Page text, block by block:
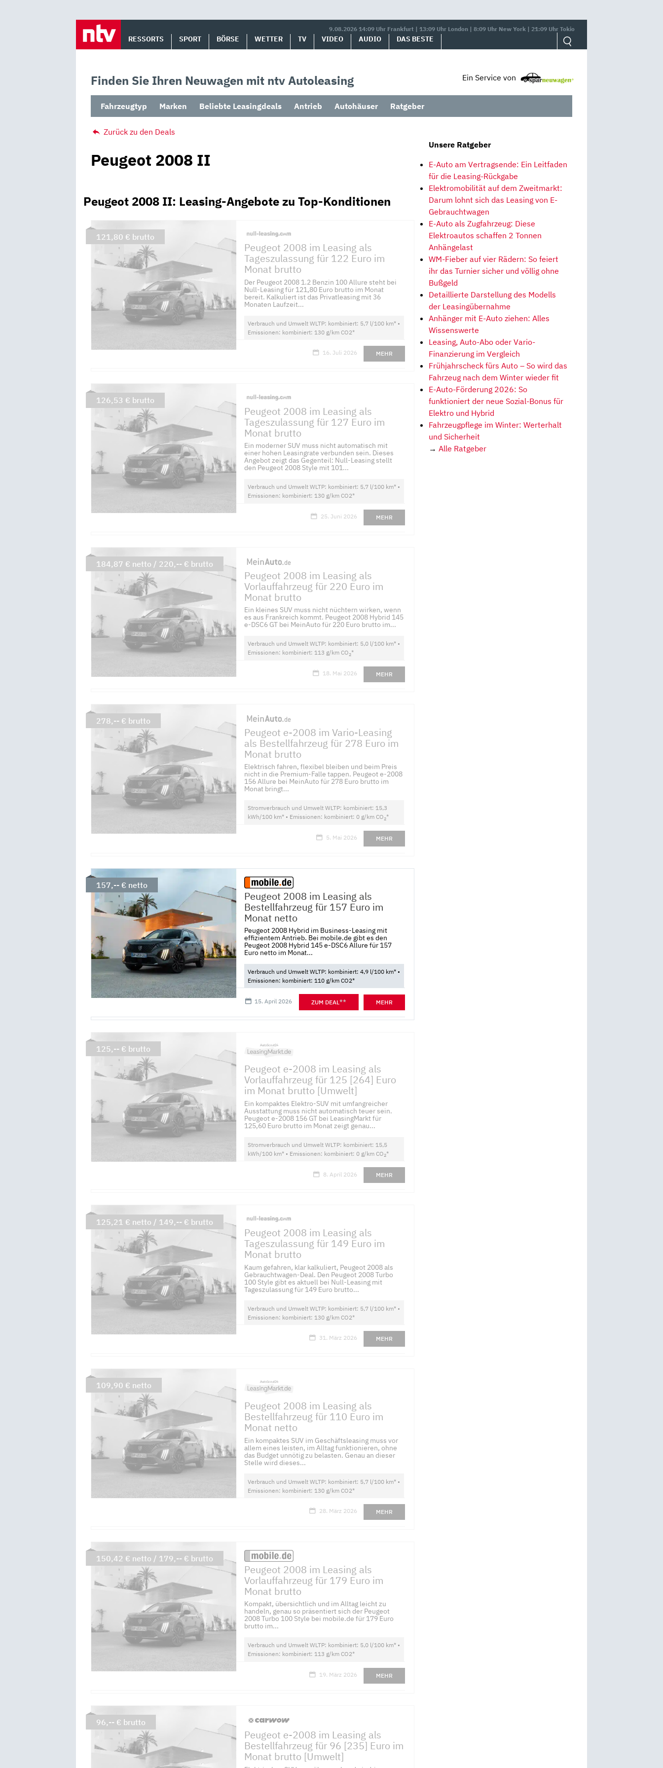
9.08.2026 14:09 Uhr Frankfurt | 13:09 Uhr London | 8:09 Uhr New York | 21:09 Uhr Tokio
RESSORTS SPORT BÖRSE WETTER TV VIDEO AUDIO DAS BESTE
Finden Sie Ihren Neuwagen mit ntv Autoleasing Ein Service von
Fahrzeugtyp Marken Beliebte Leasingdeals Antrieb Autohäuser Ratgeber
Zurück zu den Deals
Peugeot 2008 II
Peugeot 2008 II: Leasing-Angebote zu Top-Konditionen
Peugeot 2008 im Leasing als
Tageszulassung für 122 Euro im
Monat brutto
Der Peugeot 2008 1.2 Benzin 100 Allure steht bei
Null-Leasing für 121,80 Euro brutto im Monat
bereit. Kalkuliert ist das Privatleasing mit 36
Monaten Laufzeit...
Verbrauch und Umwelt WLTP: kombiniert: 5,7 l/100 km* •
Emissionen: kombiniert: 130 g/km CO2*
16. Juli 2026 MEHR
121,80 € brutto
Peugeot 2008 im Leasing als
Tageszulassung für 127 Euro im
Monat brutto
Ein moderner SUV muss nicht automatisch mit
einer hohen Leasingrate verbunden sein. Dieses
Angebot zeigt das Gegenteil: Null-Leasing stellt
den Peugeot 2008 Style mit 101...
Verbrauch und Umwelt WLTP: kombiniert: 5,7 l/100 km* •
Emissionen: kombiniert: 130 g/km CO2*
25. Juni 2026 MEHR
126,53 € brutto
Peugeot 2008 im Leasing als
Vorlauffahrzeug für 220 Euro im
Monat brutto
Ein kleines SUV muss nicht nüchtern wirken, wenn
es aus Frankreich kommt. Peugeot 2008 Hybrid 145
e-DSC6 GT bei MeinAuto für 220 Euro brutto im...
Verbrauch und Umwelt WLTP: kombiniert: 5,0 l/100 km* •
Emissionen: kombiniert: 113 g/km CO2*
18. Mai 2026 MEHR
184,87 € netto / 220,-- € brutto
Peugeot e-2008 im Vario-Leasing
als Bestellfahrzeug für 278 Euro im
Monat brutto
Elektrisch fahren, flexibel bleiben und beim Preis
nicht in die Premium-Falle tappen. Peugeot e-2008
156 Allure bei MeinAuto für 278 Euro brutto im
Monat bringt...
Stromverbrauch und Umwelt WLTP: kombiniert: 15,3
kWh/100 km* • Emissionen: kombiniert: 0 g/km CO2*
5. Mai 2026 MEHR
278,-- € brutto
Peugeot 2008 im Leasing als
Bestellfahrzeug für 157 Euro im
Monat netto
Peugeot 2008 Hybrid im Business-Leasing mit
effizientem Antrieb. Bei mobile.de gibt es den
Peugeot 2008 Hybrid 145 e-DSC6 Allure für 157
Euro netto im Monat...
Verbrauch und Umwelt WLTP: kombiniert: 4,9 l/100 km* •
Emissionen: kombiniert: 110 g/km CO2*
15. April 2026 ZUM DEAL** MEHR
157,-- € netto
Peugeot e-2008 im Leasing als
Vorlauffahrzeug für 125 [264] Euro
im Monat brutto [Umwelt]
Ein kompaktes Elektro-SUV mit umfangreicher
Ausstattung muss nicht automatisch teuer sein.
Peugeot e-2008 156 GT bei LeasingMarkt für
125,60 Euro brutto im Monat zeigt genau...
Stromverbrauch und Umwelt WLTP: kombiniert: 15,5
kWh/100 km* • Emissionen: kombiniert: 0 g/km CO2*
8. April 2026 MEHR
125,-- € brutto
Peugeot 2008 im Leasing als
Tageszulassung für 149 Euro im
Monat brutto
Kaum gefahren, klar kalkuliert, Peugeot 2008 als
Gebrauchtwagen-Deal. Den Peugeot 2008 Turbo
100 Style gibt es aktuell bei Null-Leasing mit
Tageszulassung für 149 Euro brutto...
Verbrauch und Umwelt WLTP: kombiniert: 5,7 l/100 km* •
Emissionen: kombiniert: 130 g/km CO2*
31. März 2026 MEHR
125,21 € netto / 149,-- € brutto
Peugeot 2008 im Leasing als
Bestellfahrzeug für 110 Euro im
Monat netto
Ein kompaktes SUV im Geschäftsleasing muss vor
allem eines leisten, im Alltag funktionieren, ohne
das Budget unnötig zu belasten. Genau an dieser
Stelle wird dieses...
Verbrauch und Umwelt WLTP: kombiniert: 5,7 l/100 km* •
Emissionen: kombiniert: 130 g/km CO2*
28. März 2026 MEHR
109,90 € netto
Peugeot 2008 im Leasing als
Vorlauffahrzeug für 179 Euro im
Monat brutto
Kompakt, übersichtlich und im Alltag leicht zu
handeln, genau so präsentiert sich der Peugeot
2008 Turbo 100 Style bei mobile.de für 179 Euro
brutto im...
Verbrauch und Umwelt WLTP: kombiniert: 5,0 l/100 km* •
Emissionen: kombiniert: 113 g/km CO2*
19. März 2026 MEHR
150,42 € netto / 179,-- € brutto
Peugeot e-2008 im Leasing als
Bestellfahrzeug für 96 [235] Euro im
Monat brutto [Umwelt]
96,-- € brutto
Unsere Ratgeber
E-Auto am Vertragsende: Ein Leitfaden
für die Leasing-Rückgabe
Elektromobilität auf dem Zweitmarkt:
Darum lohnt sich das Leasing von E-
Gebrauchtwagen
E-Auto als Zugfahrzeug: Diese
Elektroautos schaffen 2 Tonnen
Anhängelast
WM-Fieber auf vier Rädern: So feiert
ihr das Turnier sicher und völlig ohne
Bußgeld
Detaillierte Darstellung des Modells
der Leasingübernahme
Anhänger mit E-Auto ziehen: Alles
Wissenswerte
Leasing, Auto-Abo oder Vario-
Finanzierung im Vergleich
Frühjahrscheck fürs Auto – So wird das
Fahrzeug nach dem Winter wieder fit
E-Auto-Förderung 2026: So
funktioniert der neue Sozial-Bonus für
Elektro und Hybrid
Fahrzeugpflege im Winter: Werterhalt
und Sicherheit
→ Alle Ratgeber